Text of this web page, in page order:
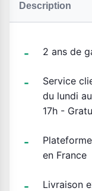
Description
2 ans de
Service
du lundi
17h -
en France
Livraison